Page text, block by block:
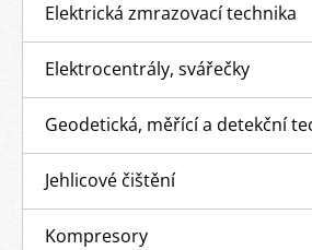
Elektrická zmrazovací technika
Elektrocentrály, svářečky
Geodetická, měřící a detekční
Jehlicové čištění
Kompresory